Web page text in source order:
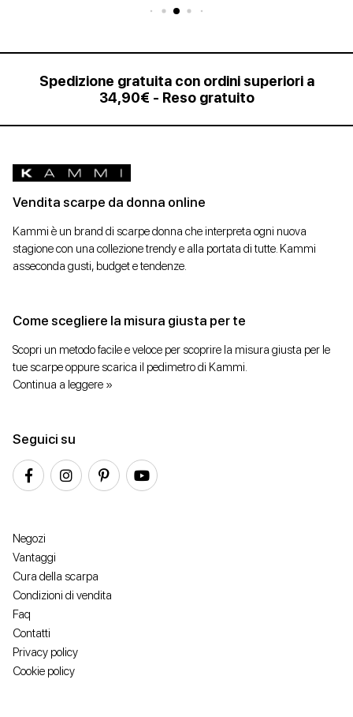
Spedizione gratuita con ordini superiori a
34,90€ - Reso gratuito
Vendita scarpe da donna online
Kammi è un brand di scarpe donna che interpreta ogni nuova
stagione con una collezione trendy e alla portata di tutte. Kammi
asseconda gusti, budget e tendenze.
Come scegliere la misura giusta per te
Scopri un metodo facile e veloce per scoprire la misura giusta per le
tue scarpe oppure scarica il pedimetro di Kammi.
Continua a leggere »
Seguici su
Negozi
Vantaggi
Cura della scarpa
Condizioni di vendita
Faq
Contatti
Privacy policy
Cookie policy